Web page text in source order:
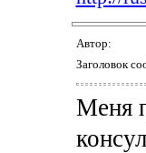
Автор:
Заголовок
Меня